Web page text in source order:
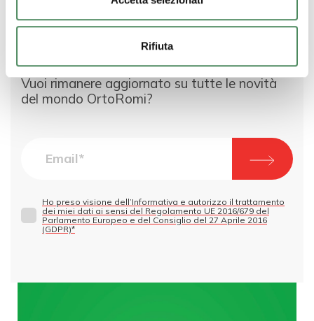
Rifiuta
Vuoi rimanere aggiornato su tutte le novità
del mondo OrtoRomi?
Ho preso visione dell’Informativa e autorizzo il trattamento
dei miei dati ai sensi del Regolamento UE 2016/679 del
Parlamento Europeo e del Consiglio del 27 Aprile 2016
(GDPR)*